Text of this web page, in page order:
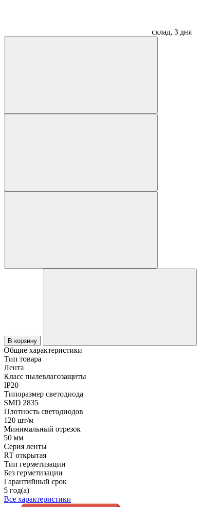
склад, 3 дня
В корзину
Общие характеристики
Тип товара
Лента
Класс пылевлагозащиты
IP20
Типоразмер светодиода
SMD 2835
Плотность светодиодов
120 шт/м
Минимальный отрезок
50 мм
Серия ленты
RT открытая
Тип герметизации
Без герметизации
Гарантийный срок
5 год(а)
Все характеристики